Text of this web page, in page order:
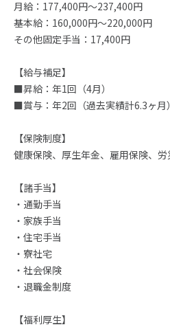
月給：177,400円～237,400円
基本給：160,000円～220,000円
その他固定手当：17,400円
【給与補足】
■昇給：年1回（4月）
■賞与：年2回（過去実績計6.3ヶ月）
【保険制度】
健康保険、厚生年金、雇用保険、
【諸手当】
・通勤手当
・家族手当
・住宅手当
・寮社宅
・社会保険
・退職金制度
【福利厚生】